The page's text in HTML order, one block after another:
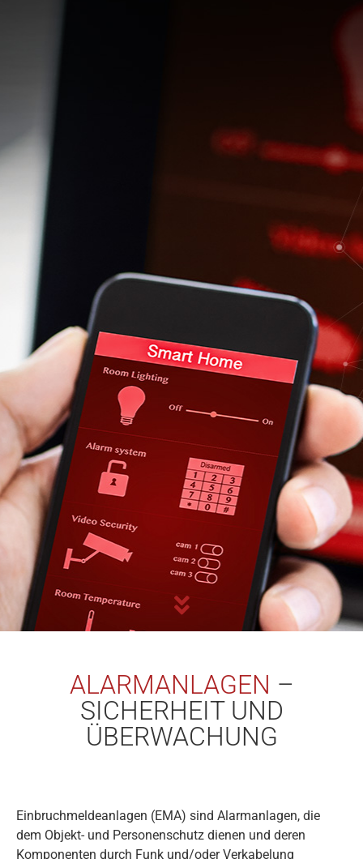
ALARMANLAGEN –
SICHERHEIT UND
ÜBERWACHUNG
Einbruchmeldeanlagen (EMA) sind Alarmanlagen, die
dem Objekt- und Personenschutz dienen und deren
Komponenten durch Funk und/oder Verkabelung